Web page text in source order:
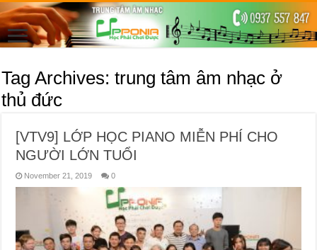
Tag Archives:trung tâm âm nhạc ở
thủ đức
[VTV9] LỚP HỌC PIANO MIỄN PHÍ CHO
NGƯỜI LỚN TUỔI
November 21, 2019 0